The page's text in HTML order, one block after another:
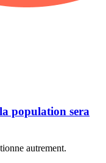
population sera
autrement.